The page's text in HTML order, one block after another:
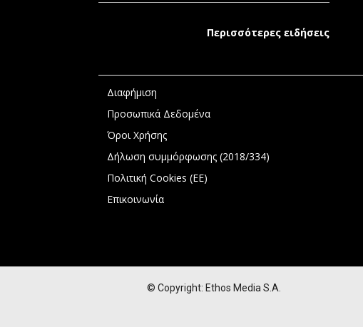
Περισσότερες ειδήσεις
Διαφήμιση
Προσωπικά Δεδομένα
Όροι Χρήσης
Δήλωση συμμόρφωσης (2018/334)
Πολιτική Cookies (ΕΕ)
Επικοινωνία
© Copyright: Ethos Media S.A.